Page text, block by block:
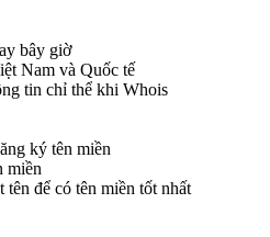
bây giờ
Nam và Quốc tế
tin chỉ thể khi Whois
ký tên miền
miền
để có tên miền tốt nhất